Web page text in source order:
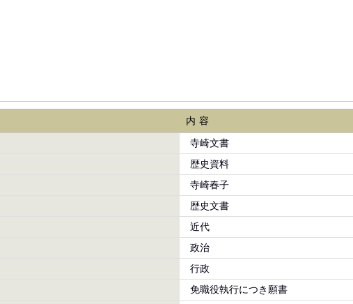
内容
寺崎文書
歴史資料
寺崎春子
歴史文書
近代
政治
行政
免職役執行につき願書